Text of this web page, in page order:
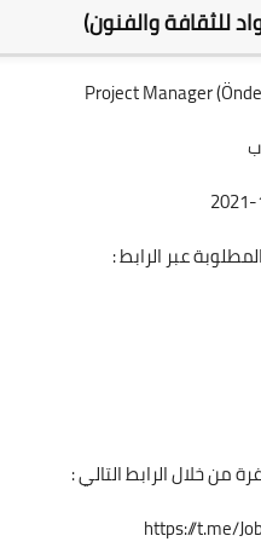
للثقافة والفنون)
عبر الرابط :
من خلال الرابط التالي :
https://t.me/